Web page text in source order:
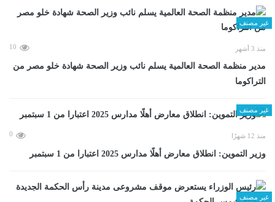
غير مصنف
منذ 3 أشهر 10
مدير منظمة الصحة العالمية يسلم نائب وزير الصحة شهادة خلو مصر من
التراكوما
غير مصنف
منذ 12 شهرًا 0
وزير التموين: انطلاق معارض أهلًا مدارس 2025 اعتبارا من 1 سبتمبر
غير مصنف